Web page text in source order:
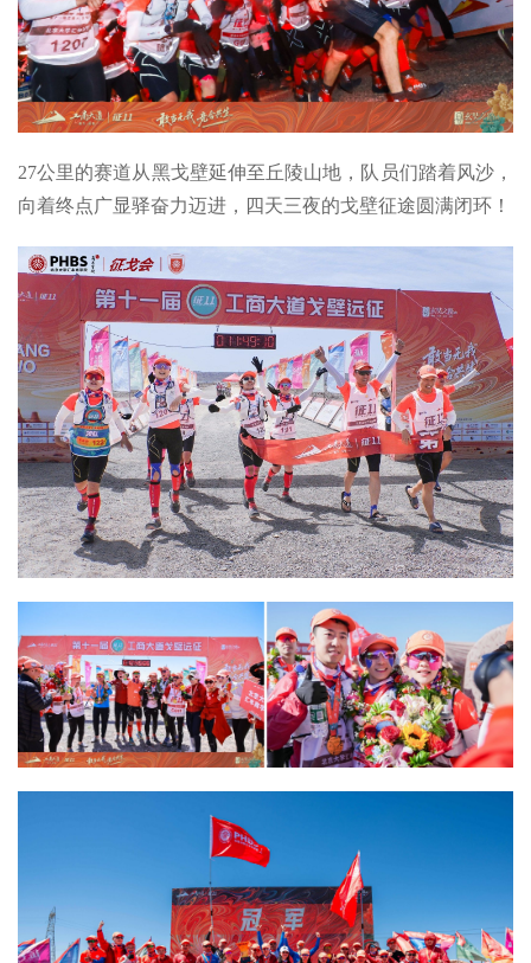
27公里的赛道从黑戈壁延伸至丘陵山地，队员们踏着风沙，
向着终点广显驿奋力迈进，四天三夜的戈壁征途圆满闭环！